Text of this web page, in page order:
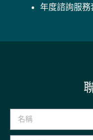
年度諮詢服務